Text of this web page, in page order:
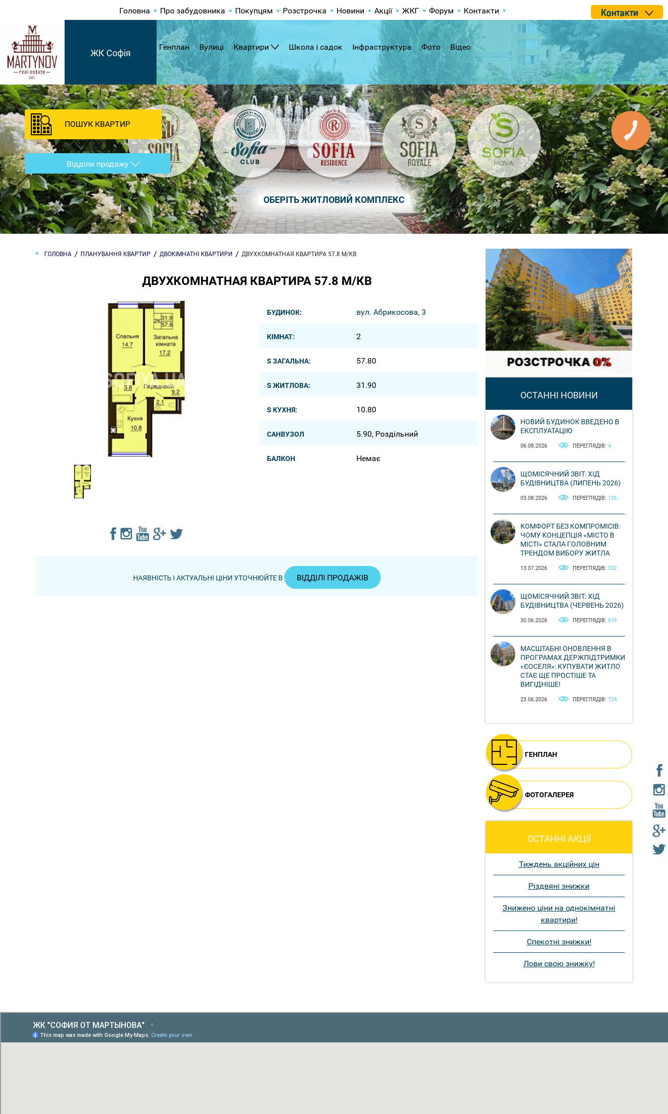
ОБЕРІТЬ ЖИТЛОВИЙ КОМПЛЕКС
Головна Про забудовника Покупцям Розстрочка Новини Акції ЖКГ Форум Контакти Контакти
ЖК Софія
Генплан Вулиці Квартири Школа і садок Інфраструктура Фото Відео
ПОШУК КВАРТИР
Відділи продажу
ГОЛОВНА ПЛАНУВАННЯ КВАРТИР ДВОКІМНАТНІ КВАРТИРИ ДВУХКОМНАТНАЯ КВАРТИРА 57.8 М/КВ
ДВУХКОМНАТНАЯ КВАРТИРА 57.8 М/КВ
БУДИНОК: вул. Абрикосова, 3
КІМНАТ: 2
S ЗАГАЛЬНА: 57.80
S ЖИТЛОВА: 31.90
S КУХНЯ: 10.80
САНВУЗОЛ 5.90, Роздільний
БАЛКОН Немає
НАЯВНІСТЬ І АКТУАЛЬНІ ЦІНИ УТОЧНЮЙТЕ В ВІДДІЛІ ПРОДАЖІВ
ОСТАННІ НОВИНИ
НОВИЙ БУДИНОК ВВЕДЕНО В
ЕКСПЛУАТАЦІЮ
06.08.2026 ПЕРЕГЛЯДІВ: 4
ЩОМІСЯЧНИЙ ЗВІТ: ХІД
БУДІВНИЦТВА (ЛИПЕНЬ 2026)
03.08.2026 ПЕРЕГЛЯДІВ: 136
КОМФОРТ БЕЗ КОМПРОМІСІВ:
ЧОМУ КОНЦЕПЦІЯ «МІСТО В
МІСТІ» СТАЛА ГОЛОВНИМ
ТРЕНДОМ ВИБОРУ ЖИТЛА
13.07.2026 ПЕРЕГЛЯДІВ: 302
ЩОМІСЯЧНИЙ ЗВІТ: ХІД
БУДІВНИЦТВА (ЧЕРВЕНЬ 2026)
30.06.2026 ПЕРЕГЛЯДІВ: 619
МАСШТАБНІ ОНОВЛЕННЯ В
ПРОГРАМАХ ДЕРЖПІДТРИМКИ
«ЄОСЕЛЯ»: КУПУВАТИ ЖИТЛО
СТАЄ ЩЕ ПРОСТІШЕ ТА
ВИГІДНІШЕ!
23.06.2026 ПЕРЕГЛЯДІВ: 724
ГЕНПЛАН
ФОТОГАЛЕРЕЯ
ОСТАННІ АКЦІЇ
Тиждень акційних цін
Різдвяні знижки
Знижено ціни на однокімнатні
квартири!
Спекотні знижки!
Лови свою знижку!